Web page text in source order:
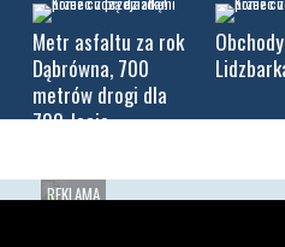
Metr asfaltu za rok
Dąbrówna, 700
metrów drogi dla
700-lecie